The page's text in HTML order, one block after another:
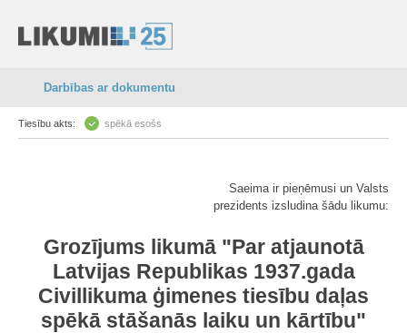
Darbības ar dokumentu
Tiesību akts: spēkā esošs
Saeima ir pieņēmusi un Valsts
prezidents izsludina šādu likumu:
Grozījums likumā "Par atjaunotā
Latvijas Republikas 1937.gada
Civillikuma ģimenes tiesību daļas
spēkā stāšanās laiku un kārtību"